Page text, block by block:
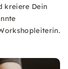
kreiere Dein